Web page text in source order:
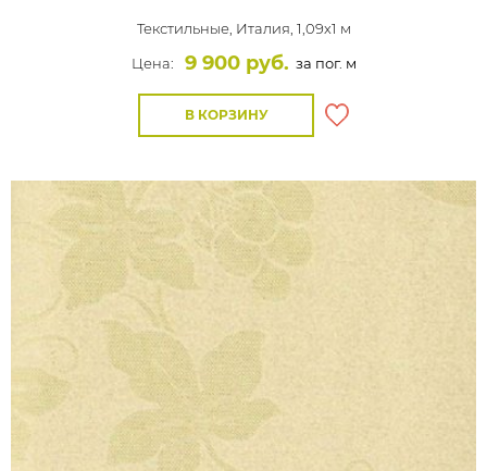
Текстильные, Италия, 1,09x1 м
Цена:
9 900 руб. за пог. м
В КОРЗИНУ